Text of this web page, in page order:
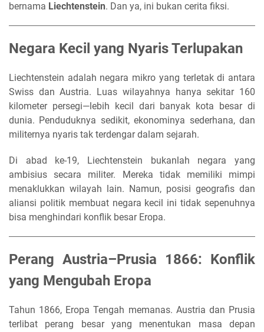
bernama Liechtenstein. Dan ya, ini bukan cerita fiksi.
Negara Kecil yang Nyaris Terlupakan
Liechtenstein adalah negara mikro yang terletak di antara
Swiss dan Austria. Luas wilayahnya hanya sekitar 160
kilometer persegi—lebih kecil dari banyak kota besar di
dunia. Penduduknya sedikit, ekonominya sederhana, dan
militernya nyaris tak terdengar dalam sejarah.
Di abad ke-19, Liechtenstein bukanlah negara yang
ambisius secara militer. Mereka tidak memiliki mimpi
menaklukkan wilayah lain. Namun, posisi geografis dan
aliansi politik membuat negara kecil ini tidak sepenuhnya
bisa menghindari konflik besar Eropa.
Perang Austria–Prusia 1866: Konflik
yang Mengubah Eropa
Tahun 1866, Eropa Tengah memanas. Austria dan Prusia
terlibat perang besar yang menentukan masa depan